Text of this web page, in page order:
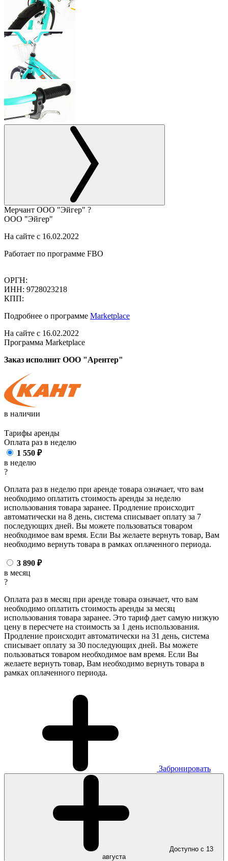
Мерчант ООО "Эйгер" ?
ООО "Эйгер"
На сайте с 16.02.2022
Работает по программе FBO
ОРГН:
ИНН: 9728023218
КПП:
Подробнее о программе Marketplace
На сайте с 16.02.2022
Программа Marketplace
Заказ исполнит ООО "Арентер"
в наличии
Тарифы аренды
Оплата раз в неделю
1 550 ₽
в неделю
?
Оплата раз в неделю при аренде товара означает, что вам
необходимо оплатить стоимость аренды за неделю
использования товара заранее. Продление происходит
автоматически на 8 день, система списывает оплату за 7
последующих дней. Вы можете пользоваться товаром
необходимое вам время. Если Вы желаете вернуть товар, Вам
необходимо вернуть товара в рамках оплаченного периода.
3 890 ₽
в месяц
?
Оплата раз в месяц при аренде товара означает, что вам
необходимо оплатить стоимость аренды за месяц
использования товара заранее. Это тариф дает самую низкую
цену в пересчете на стоимость за 1 день использования.
Продление происходит автоматически на 31 день, система
списывает оплату за 30 последующих дней. Вы можете
пользоваться товаром необходимое вам время. Если Вы
желаете вернуть товар, Вам необходимо вернуть товара в
рамках оплаченного периода.
Забронировать
Доступно с 13
августа